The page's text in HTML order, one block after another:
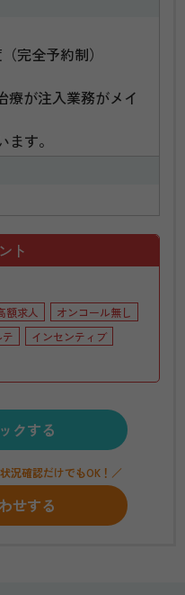
完全予約制）
が注入業務がメイ
す。
ト
額求人
オンコール無し
インセンティブ
クする
況確認だけでもOK！／
せする